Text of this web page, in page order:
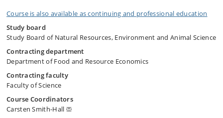
Course is also available as continuing and professional education
Study board
Study Board of Natural Resources, Environment and Animal Science
Contracting department
Department of Food and Resource Economics
Contracting faculty
Faculty of Science
Course Coordinators
Carsten Smith-Hall